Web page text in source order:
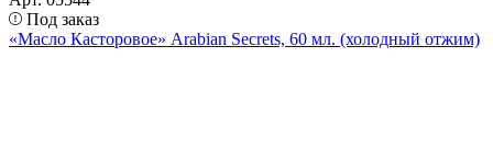
Под заказ
«Масло Касторовое» Arabian Secrets, 60 мл. (холодный отжим)